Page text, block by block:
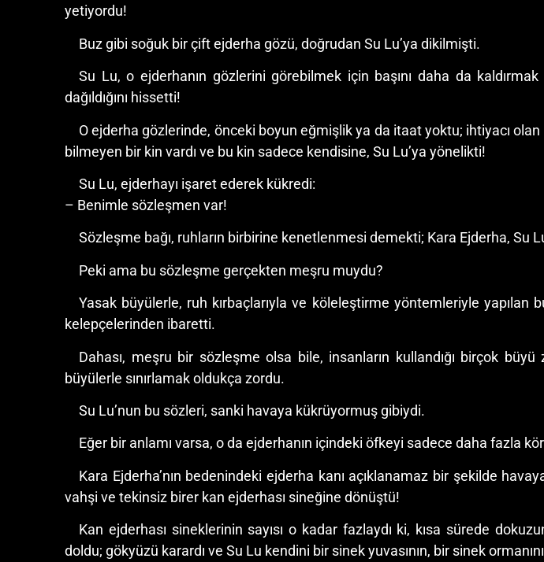
yetiyordu!
Buz gibi soğuk bir çift ejderha gözü, doğrudan Su Lu’ya dikilmişti.
Su Lu, o ejderhanın gözlerini görebilmek için başını daha da
dağıldığını hissetti!
O ejderha gözlerinde, önceki boyun eğmişlik ya da itaat yoktu; ihtiyacı olan
bilmeyen bir kin vardı ve bu kin sadece kendisine, Su Lu’ya yönelikti!
Su Lu, ejderhayı işaret ederek kükredi:
– Benimle sözleşmen var!
Sözleşme bağı, ruhların birbirine kenetlenmesi demekti; Kara Ejderha, Su
Peki ama bu sözleşme gerçekten meşru muydu?
Yasak büyülerle, ruh kırbaçlarıyla ve köleleştirme yöntemleriyle yapılan
kelepçelerinden ibaretti.
Dahası, meşru bir sözleşme olsa bile, insanların kullandığı birçok
büyülerle sınırlamak oldukça zordu.
Su Lu’nun bu sözleri, sanki havaya kükrüyormuş gibiydi.
Eğer bir anlamı varsa, o da ejderhanın içindeki öfkeyi sadece daha fazla
Kara Ejderha’nın bedenindeki ejderha kanı açıklanamaz bir şekilde
vahşi ve tekinsiz birer kan ejderhası sineğine dönüştü!
Kan ejderhası sineklerinin sayısı o kadar fazlaydı ki, kısa sürede
doldu; gökyüzü karardı ve Su Lu kendini bir sinek yuvasının, bir sinek